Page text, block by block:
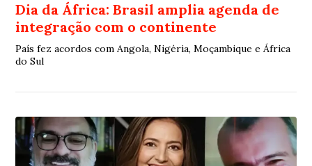
Dia da África: Brasil amplia agenda de
integração com o continente
País fez acordos com Angola, Nigéria, Moçambique e África
do Sul